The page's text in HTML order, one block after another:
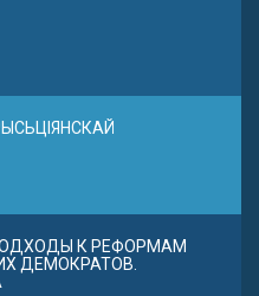
К РЕФОРМАМ
ДЕМОКРАТОВ.